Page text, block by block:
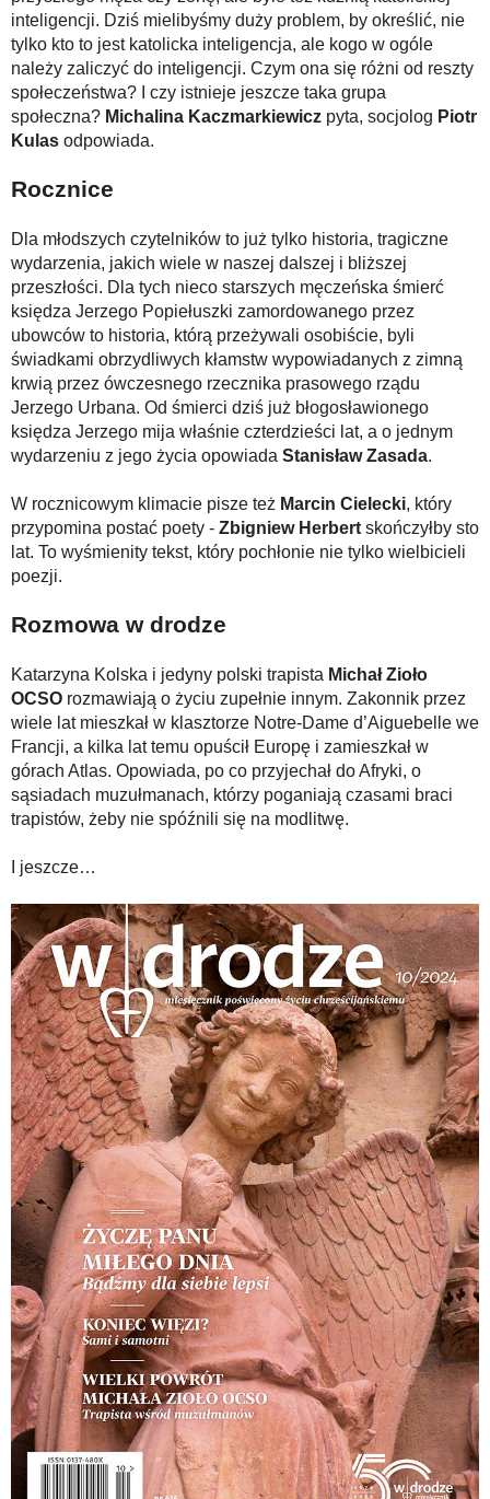
inteligencji. Dziś mielibyśmy duży problem, by określić, nie
tylko kto to jest katolicka inteligencja, ale kogo w ogóle
należy zaliczyć do inteligencji. Czym ona się różni od reszty
społeczeństwa? I czy istnieje jeszcze taka grupa
społeczna? Michalina Kaczmarkiewicz pyta, socjolog Piotr
Kulas odpowiada.
Rocznice
Dla młodszych czytelników to już tylko historia, tragiczne
wydarzenia, jakich wiele w naszej dalszej i bliższej
przeszłości. Dla tych nieco starszych męczeńska śmierć
księdza Jerzego Popiełuszki zamordowanego przez
ubowców to historia, którą przeżywali osobiście, byli
świadkami obrzydliwych kłamstw wypowiadanych z zimną
krwią przez ówczesnego rzecznika prasowego rządu
Jerzego Urbana. Od śmierci dziś już błogosławionego
księdza Jerzego mija właśnie czterdzieści lat, a o jednym
wydarzeniu z jego życia opowiada Stanisław Zasada.
W rocznicowym klimacie pisze też Marcin Cielecki, który
przypomina postać poety - Zbigniew Herbert skończyłby sto
lat. To wyśmienity tekst, który pochłonie nie tylko wielbicieli
poezji.
Rozmowa w drodze
Katarzyna Kolska i jedyny polski trapista Michał Zioło
OCSO rozmawiają o życiu zupełnie innym. Zakonnik przez
wiele lat mieszkał w klasztorze Notre-Dame d’Aiguebelle we
Francji, a kilka lat temu opuścił Europę i zamieszkał w
górach Atlas. Opowiada, po co przyjechał do Afryki, o
sąsiadach muzułmanach, którzy poganiają czasami braci
trapistów, żeby nie spóźnili się na modlitwę.
I jeszcze…